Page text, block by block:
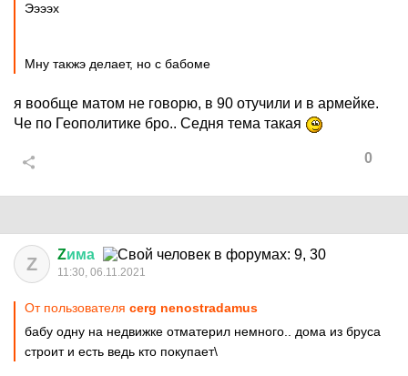
Ээээх
Мну такжэ делает, но с бабоме
я вообще матом не говорю, в 90 отучили и в армейке.
Че по Геополитике бро.. Седня тема такая
0
Z Zима
11:30, 06.11.2021
От пользователя cerg nenostradamus
бабу одну на недвижке отматерил немного.. дома из бруса
строит и есть ведь кто покупает\